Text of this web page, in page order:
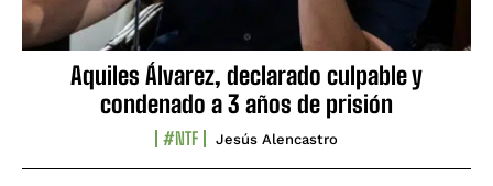
Aquiles Álvarez, declarado culpable y
condenado a 3 años de prisión
#NTF Jesús Alencastro